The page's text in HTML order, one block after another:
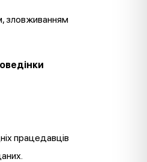
зловживанням
працедавців